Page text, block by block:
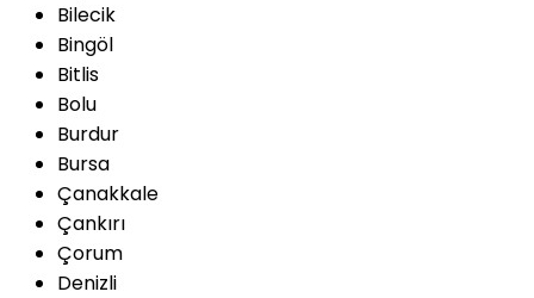
Bilecik
Bingöl
Bitlis
Bolu
Burdur
Bursa
Çanakkale
Çankırı
Çorum
Denizli